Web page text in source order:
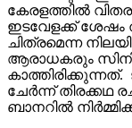
കേരളത്തിൽ
ഇടവേളക്ക് ശേഷം
ചിത്രമെന്ന
ആരാധകരും
ചേർന്ന് തിരക്കഥ
ബാനറിൽ